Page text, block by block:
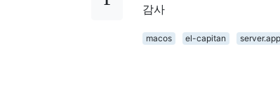
감사
macos el-capitan server.app